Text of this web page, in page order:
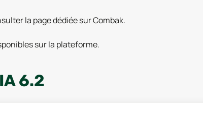
la page dédiée sur Combak.
sur la plateforme.
6.2